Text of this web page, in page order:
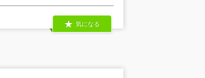
気になる